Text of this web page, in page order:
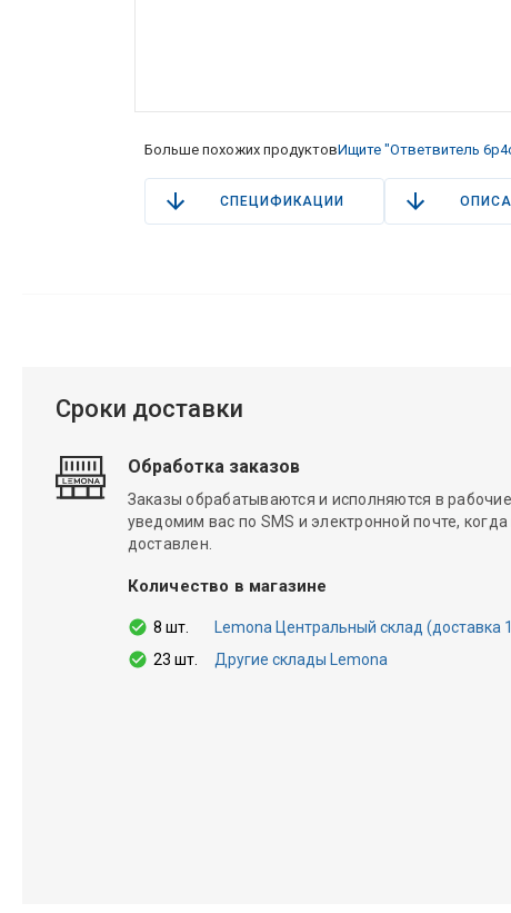
Больше похожих продуктовИщите "Ответвитель
СПЕЦИФИКАЦИИ
Сроки доставки
Обработка заказов
Заказы обрабатываются и исполняются в
уведомим вас по SMS и электронной почте,
доставлен.
Количество в магазине
8 шт.
Lemona Центральный склад (доставка
23 шт.
Другие склады Lemona